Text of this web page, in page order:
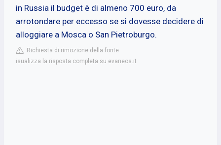
in Russia il budget è di almeno 700 euro, da
arrotondare per eccesso se si dovesse decidere di
alloggiare a Mosca o San Pietroburgo.
Richiesta di rimozione della fonte
isualizza la risposta completa su evaneos.it